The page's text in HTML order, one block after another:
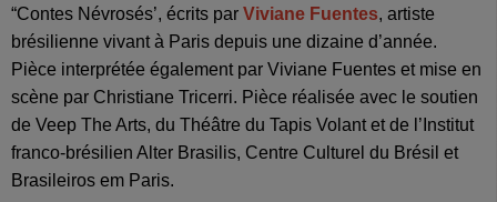
“Contes Névrosés’, écrits par Viviane Fuentes, artiste
brésilienne vivant à Paris depuis une dizaine d’année.
Pièce interprétée également par Viviane Fuentes et mise en
scène par Christiane Tricerri. Pièce réalisée avec le soutien
de Veep The Arts, du Théâtre du Tapis Volant et de l’Institut
franco-brésilien Alter Brasilis, Centre Culturel du Brésil et
Brasileiros em Paris.